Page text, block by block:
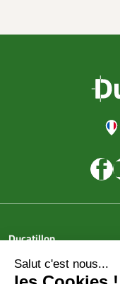
Ducatillon
Achat en ligne